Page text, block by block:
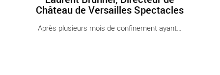
Château de Versailles Spectacles
Après plusieurs mois de confinement ayant eu [...]